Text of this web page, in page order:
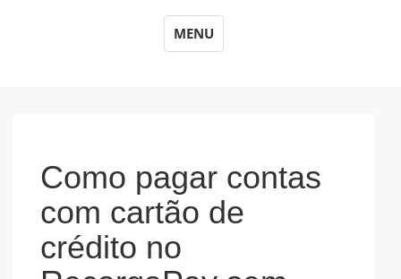
MENU
Como pagar contas
com cartão de
crédito no